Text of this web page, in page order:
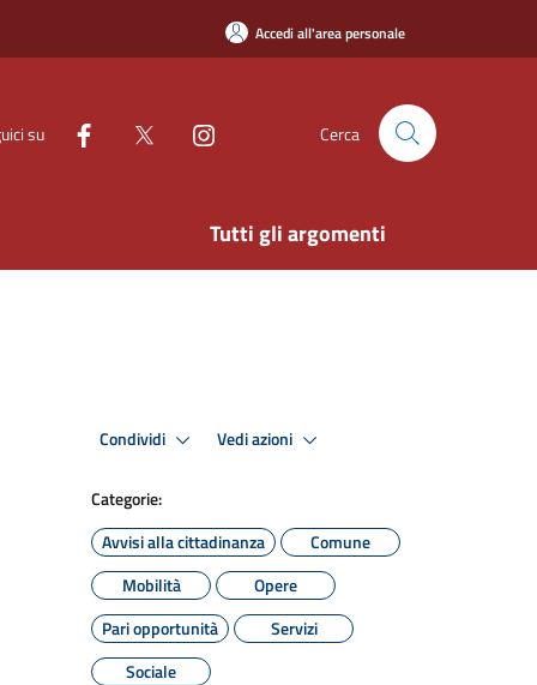
Accedi all'area personale
su Cerca
Tutti gli argomenti
Condividi Vedi azioni
Categorie:
Avvisi alla cittadinanza
Comune
Mobilità
Opere
Pari opportunità
Servizi
Sociale